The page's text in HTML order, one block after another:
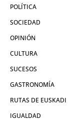
POLÍTICA
SOCIEDAD
OPINIÓN
CULTURA
SUCESOS
GASTRONOMÍA
RUTAS DE EUSKADI
IGUALDAD